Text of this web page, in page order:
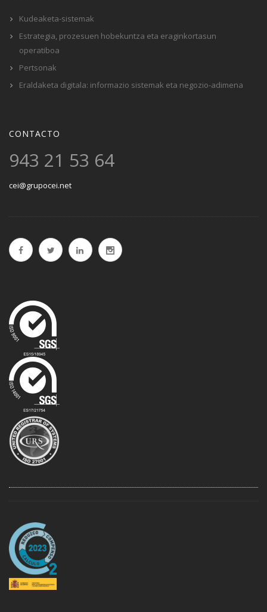
Kudeaketa-sistemak
Estrategia, prozesuen hobekuntza eta eraginkortasun
operatiboa
Pertsonak
Eraldaketa digitala: informazio sistemak eta negozio-adimena
CONTACTO
943 21 53 64
cei@grupocei.net